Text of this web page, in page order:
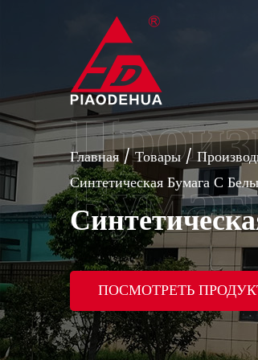
Главная/Товары/
Синтетическая Бумага С
ПОСМОТРЕТЬ